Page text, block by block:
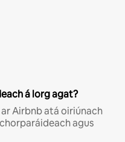
á lorg agat?
Airbnb atá oiriúnach
agus